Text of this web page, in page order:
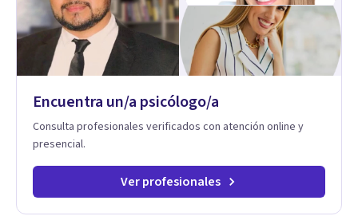
Encuentra un/a psicólogo/a
Consulta profesionales verificados con atención online y
presencial.
Ver profesionales